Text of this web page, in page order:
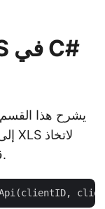
يشرح هذا
قرارات مستنيرة وتصور محسّن للبيانات.